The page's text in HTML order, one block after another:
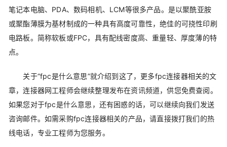
笔记本电脑、PDA、数码相机、LCM等很多产品。是以聚酰亚胺
或聚酯薄膜为基材制成的一种具有高度可靠性，绝佳的可挠性印刷
电路板。简称软板或FPC，具有配线密度高、重量轻、厚度薄的特
点。
关于“fpc是什么意思”就介绍到这了，更多fpc连接器相关的文
章，连接器网工程师会继续整理发布在资讯频道，供您免费查阅。
如果您对于fpc是什么意思，还有困惑的话，可以继续向我们发送
咨询邮件。如需采购fpc连接器相关的产品，请直接拨打我们的热
线电话，专业工程师为您服务。